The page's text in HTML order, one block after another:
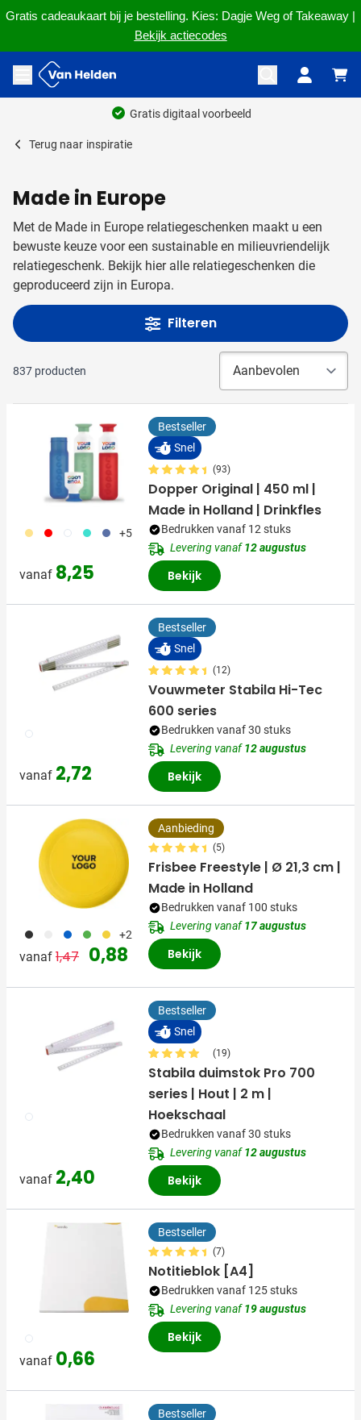
Gratis cadeaukaart bij je bestelling. Kies: Dagje Weg of Takeaway |
Bekijk actiecodes
Ga naar de inhoud
Menu openen
Ruim 60 jaar ervaring
Terug naar inspiratie
Made in Europe
Met de Made in Europe relatiegeschenken maakt u een
bewuste keuze voor een sustainable en milieuvriendelijk
relatiegeschenk. Bekijk hier alle relatiegeschenken die
geproduceerd zijn in Europa.
Filteren
837 producten
694 696 697 852 698 +5
vanaf 8,25
Bestseller
Snel
(93)
Dopper Original | 450 ml |
Made in Holland | Drinkfles
Bedrukken vanaf 12 stuks
Levering vanaf12 augustus
Bekijk
002
vanaf 2,72
Bestseller
Snel
(12)
Vouwmeter Stabila Hi-Tec
600 series
Bedrukken vanaf 30 stuks
Levering vanaf12 augustus
Bekijk
001 037 004 006 +2
vanaf Normale prijs
1,47 Speciale prijs
0,88
Aanbieding
(5)
Frisbee Freestyle | Ø 21,3 cm |
Made in Holland
Bedrukken vanaf 100 stuks
Levering vanaf17 augustus
Bekijk
002
vanaf 2,40
Bestseller
Snel
(19)
Stabila duimstok Pro 700
series | Hout | 2 m |
Hoekschaal
Bedrukken vanaf 30 stuks
Levering vanaf12 augustus
Bekijk
002
vanaf 0,66
Bestseller
(7)
Notitieblok [A4]
Bedrukken vanaf 125 stuks
Levering vanaf19 augustus
Bekijk
Bestseller